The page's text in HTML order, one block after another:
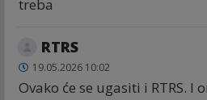
treba
RTRS
19.05.2026 10:02
Ovako će se ugasiti i RTRS.